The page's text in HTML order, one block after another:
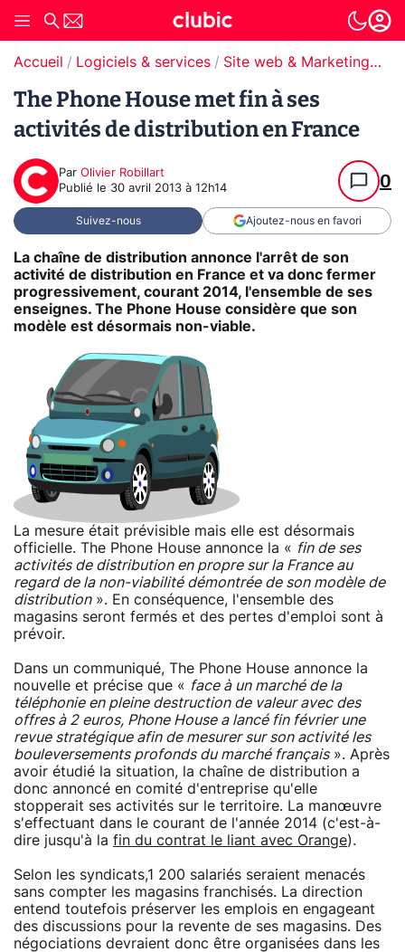
Accueil Logiciels & services Site web & Marketing Digital
The Phone House met fin à ses
activités de distribution en France
Par Olivier Robillart
Publié le 30 avril 2013 à 12h14 0
Suivez-nous Ajoutez-nous en favori
La chaîne de distribution annonce l'arrêt de son
activité de distribution en France et va donc fermer
progressivement, courant 2014, l'ensemble de ses
enseignes. The Phone House considère que son
modèle est désormais non-viable.
La mesure était prévisible mais elle est désormais
officielle. The Phone House annonce la « fin de ses
activités de distribution en propre sur la France au
regard de la non-viabilité démontrée de son modèle de
distribution». En conséquence, l'ensemble des
magasins seront fermés et des pertes d'emploi sont à
prévoir.
Dans un communiqué, The Phone House annonce la
nouvelle et précise que « face à un marché de la
téléphonie en pleine destruction de valeur avec des
offres à 2 euros, Phone House a lancé fin février une
revue stratégique afin de mesurer sur son activité les
bouleversements profonds du marché français». Après
avoir étudié la situation, la chaîne de distribution a
donc annoncé en comité d'entreprise qu'elle
stopperait ses activités sur le territoire. La manœuvre
s'effectuant dans le courant de l'année 2014 (c'est-à-
dire jusqu'à la fin du contrat le liant avec Orange).
Selon les syndicats,1 200 salariés seraient menacés
sans compter les magasins franchisés. La direction
entend toutefois préserver les emplois en engageant
des discussions pour la revente de ses magasins. Des
négociations devraient donc être organisées dans les